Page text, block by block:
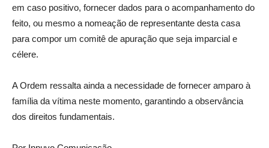
em caso positivo, fornecer dados para o acompanhamento do
feito, ou mesmo a nomeação de representante desta casa
para compor um comitê de apuração que seja imparcial e
célere.
A Ordem ressalta ainda a necessidade de fornecer amparo à
família da vítima neste momento, garantindo a observância
dos direitos fundamentais.